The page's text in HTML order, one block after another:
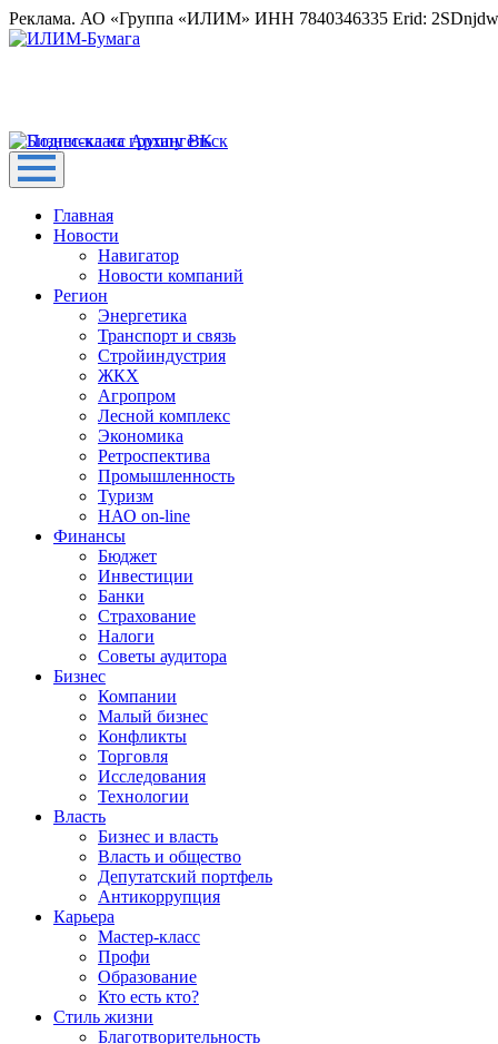
Реклама. АО «Группа «ИЛИМ» ИНН 7840346335 Erid:
Главная
Новости
Навигатор
Новости компаний
Регион
Энергетика
Транспорт и связь
Стройиндустрия
ЖКХ
Агропром
Лесной комплекс
Экономика
Ретроспектива
Промышленность
Туризм
НАО on-line
Финансы
Бюджет
Инвестиции
Банки
Страхование
Налоги
Советы аудитора
Бизнес
Компании
Малый бизнес
Конфликты
Торговля
Исследования
Технологии
Власть
Бизнес и власть
Власть и общество
Депутатский портфель
Антикоррупция
Карьера
Мастер-класс
Профи
Образование
Кто есть кто?
Стиль жизни
Благотворительность